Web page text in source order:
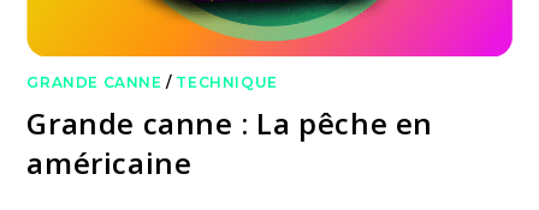
GRANDE CANNE / TECHNIQUE
Grande canne : La pêche en
américaine